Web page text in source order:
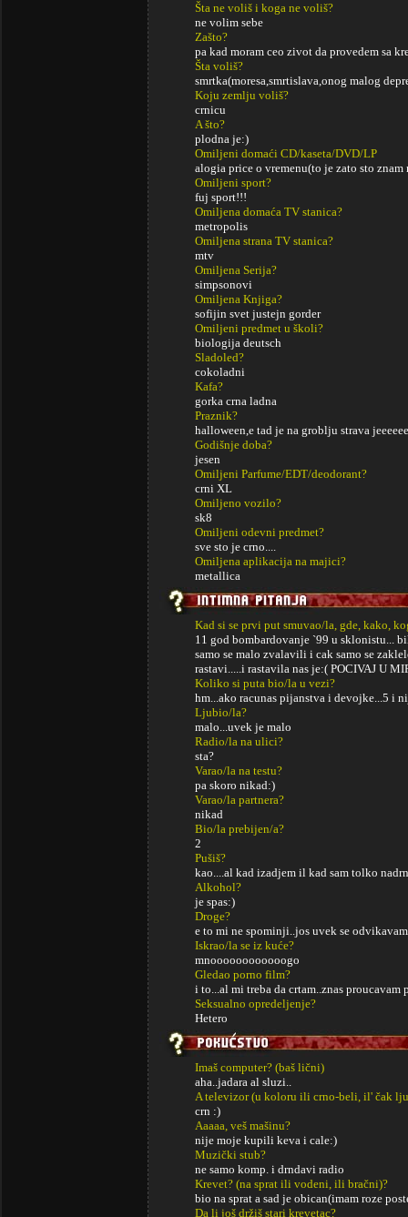
Šta ne voliš i koga ne voliš?
ne volim sebe
Zašto?
pa kad moram ceo zivot da provedem sa
Šta voliš?
smrtka(moresa,smrtislava,onog malog
Koju zemlju voliš?
crnicu
A što?
plodna je:)
Omiljeni domaći CD/kaseta/DVD/LP
alogia price o vremenu(to je zato sto
Omiljeni sport?
fuj sport!!!
Omiljena domaća TV stanica?
metropolis
Omiljena strana TV stanica?
mtv
Omiljena Serija?
simpsonovi
Omiljena Knjiga?
sofijin svet justejn gorder
Omiljeni predmet u školi?
biologija deutsch
Sladoled?
cokoladni
Kafa?
gorka crna ladna
Praznik?
halloween,e tad je na groblju strava
Godišnje doba?
jesen
Omiljeni Parfume/EDT/deodorant?
crni XL
Omiljeno vozilo?
sk8
Omiljeni odevni predmet?
sve sto je crno....
Omiljena aplikacija na majici?
metallica
Kad si se prvi put smuvao/la, gde, kako,
11 god bombardovanje `99 u sklonistu...
samo se malo zvalavili i cak samo se
rastavi.....i rastavila nas je:( POCIVAJ U
Koliko si puta bio/la u vezi?
hm...ako racunas pijanstva i devojke...5 i
Ljubio/la?
malo...uvek je malo
Radio/la na ulici?
sta?
Varao/la na testu?
pa skoro nikad:)
Varao/la partnera?
nikad
Bio/la prebijen/a?
2
Pušiš?
kao....al kad izadjem il kad sam tolko
Alkohol?
je spas:)
Droge?
e to mi ne spominji..jos uvek se
Iskrao/la se iz kuće?
mnoooooooooooogo
Gledao porno film?
i to...al mi treba da crtam..znas proucavam
Seksualno opredeljenje?
Hetero
Imaš computer? (baš lični)
aha..jadara al sluzi..
A televizor (u koloru ili crno-beli, il' čak
crn :)
Aaaaa, veš mašinu?
nije moje kupili keva i cale:)
Muzički stub?
ne samo komp. i drndavi radio
Krevet? (na sprat ili vodeni, ili bračni)?
bio na sprat a sad je obican(imam roze
Da li još držiš stari krevetac?